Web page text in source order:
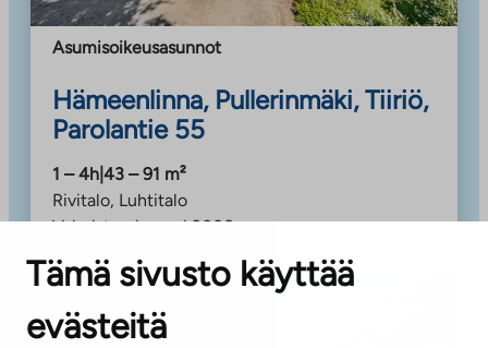
Tämä sivusto käyttää
evästeitä
Asumisoikeusasunnot
Hämeenlinna, Pullerinmäki, Tiiriö,
Parolantie 55
1 – 4h 43 – 91 m²
Rivitalo, Luhtitalo
Valmistumisvuosi 2006